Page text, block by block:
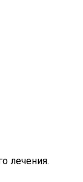
лечения.